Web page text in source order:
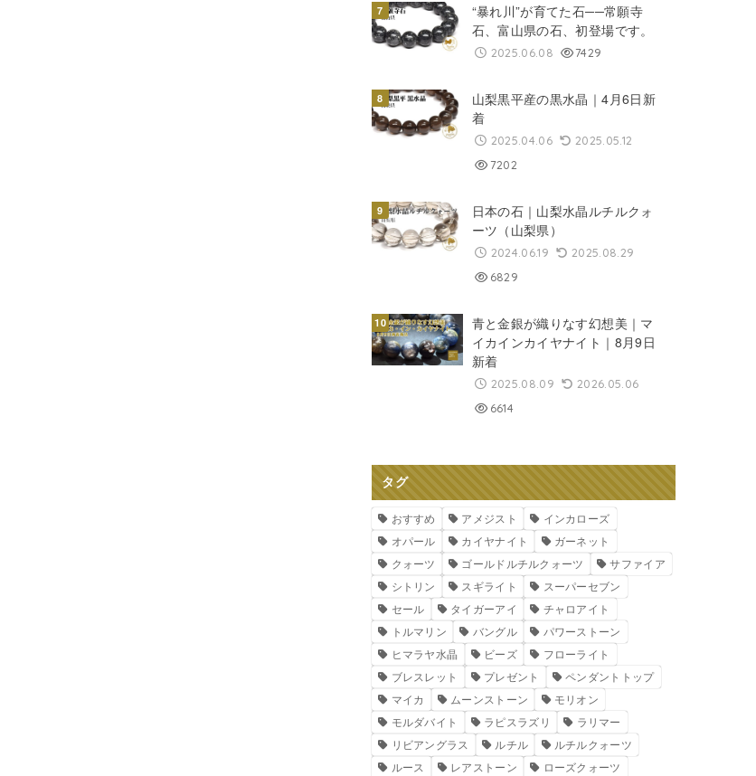
“暴れ川”が育てた石──常願寺
石、富山県の石、初登場です。
2025.06.08 7429
山梨黒平産の黒水晶｜4月6日新
着
2025.04.06
2025.05.12
7202
日本の石｜山梨水晶ルチルクォ
ーツ（山梨県）
2024.06.19
2025.08.29
6829
青と金銀が織りなす幻想美｜マ
イカインカイヤナイト｜8月9日
新着
2025.08.09
2026.05.06
6614
タグ
おすすめ アメジスト
インカローズ
オパール
カイヤナイト
ガーネット
クォーツ
ゴールドルチルクォーツ
サファイア
シトリン
スギライト
スーパーセブン
セール
タイガーアイ
チャロアイト
トルマリン
バングル
パワーストーン
ヒマラヤ水晶
ビーズ
フローライト
ブレスレット
プレゼント
ペンダントトップ
マイカ
ムーンストーン
モリオン
モルダバイト
ラピスラズリ
ラリマー
リビアングラス
ルチル
ルチルクォーツ
ルース
レアストーン ローズクォーツ